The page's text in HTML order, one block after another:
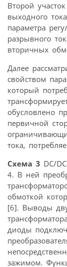
Второй
выходного
параметра
разрывного
вторичных
Далее
свойством
который
обусловлено
первичной
тока,
Схема 3 DC/
4. В ней
обмоткой
[6]. Выводы
диоды
зажимом.